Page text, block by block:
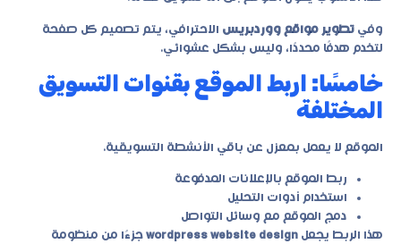
وفي تطوير مواقع ووردبريس الاحترافي، يتم تصميم كل صفحة
لتخدم هدفًا محددًا، وليس بشكل عشوائي.
خامسًا: اربط الموقع بقنوات التسويق
المختلفة
الموقع لا يعمل بمعزل عن باقي الأنشطة التسويقية.
ربط الموقع بالإعلانات المدفوعة
استخدام أدوات التحليل
دمج الموقع مع وسائل التواصل
هذا الربط يجعل wordpress website design جزءًا من منظومة